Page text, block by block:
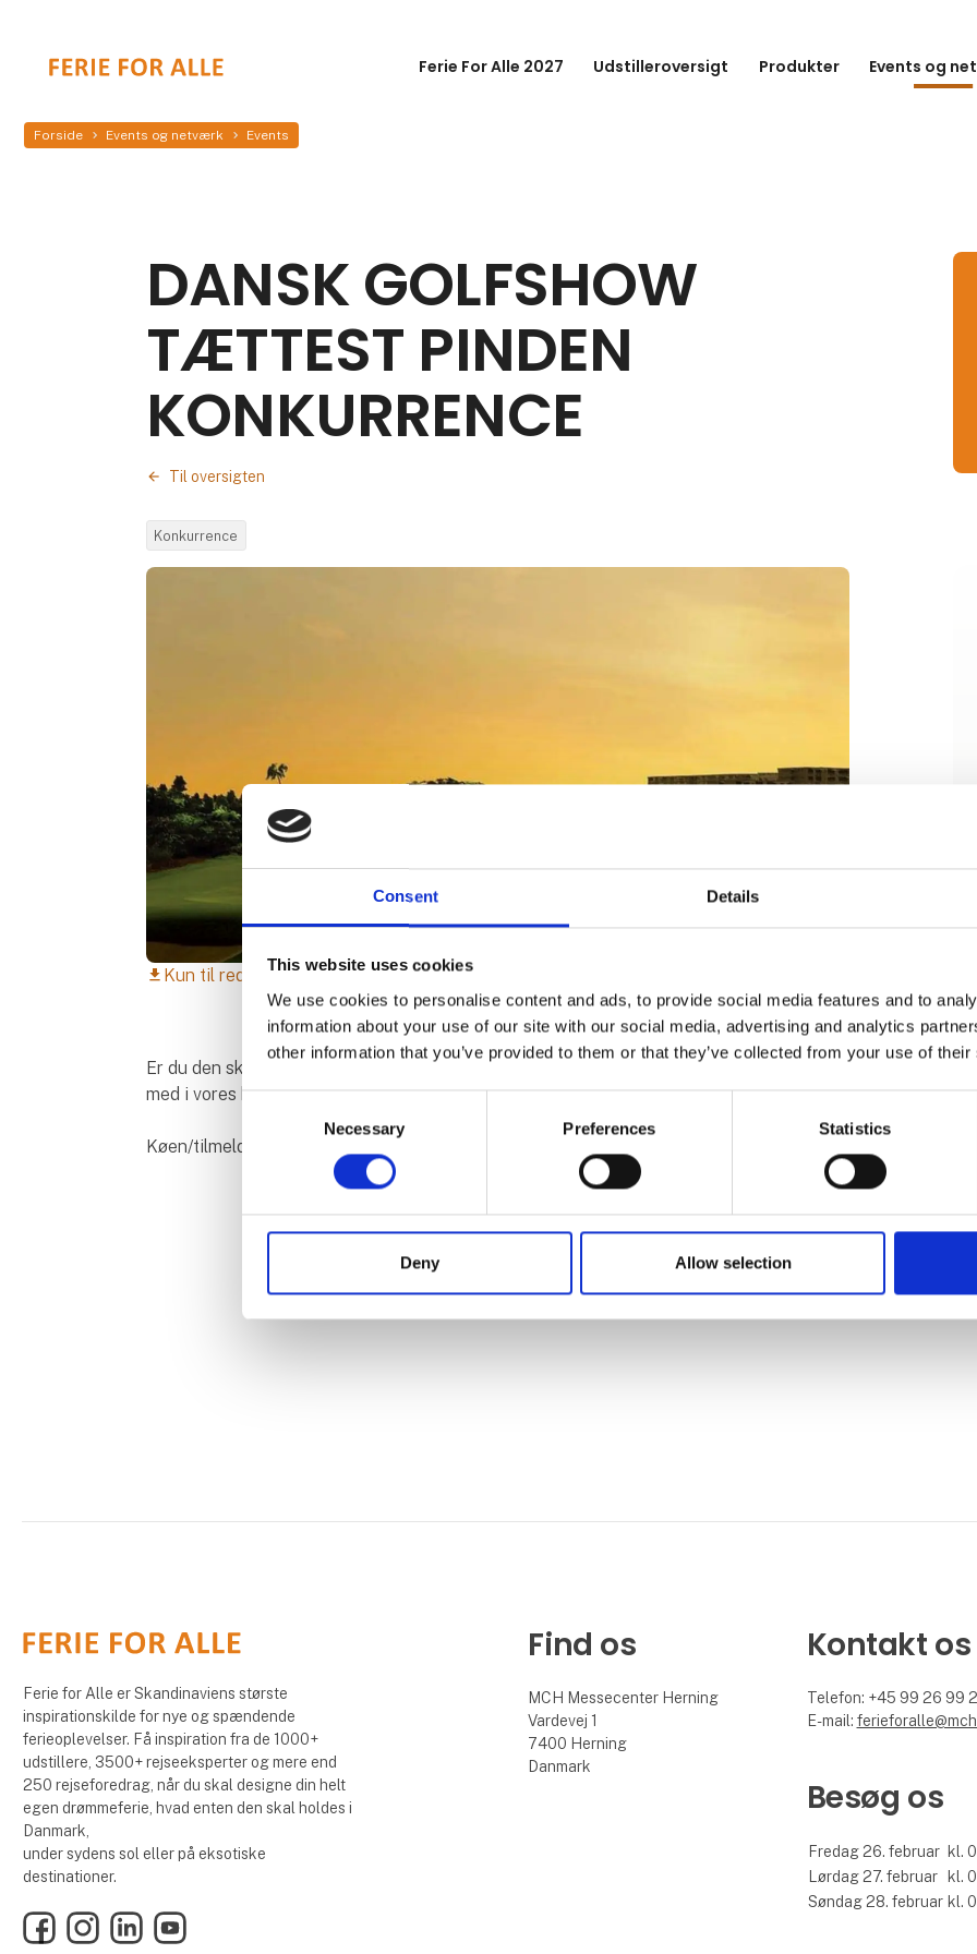
Consent Details
This website uses cookies
We use cookies to personalise content and ads, to provide social media features and to
information about your use of our site with our social media, advertising and analytics
other information that you’ve provided to them or that they’ve collected from your use of
Consent
Necessary Preferences Statistics
Deny Allow selection
Ferie For Alle 2027 Udstilleroversigt Produkter Events og
Forside Events og netværk Events
DANSK GOLFSHOW
TÆTTEST PINDEN
KONKURRENCE
Til oversigten
Konkurrence
download Kun til redaktionelt brug
Er du den skarpeste på PAR3 hullerne? Kig forbi TRACKMAN STANDEN og vær gratis
med i vores konkurrence om fine præmier.
Køen/tilmeldingen lukker kl 16.45.
Ferie for Alle er Skandinaviens største
inspirationskilde for nye og spændende
ferieoplevelser. Få inspiration fra de 1000+
udstillere, 3500+ rejseeksperter og mere end
250 rejseforedrag, når du skal designe din helt
egen drømmeferie, hvad enten den skal holdes i
Danmark,
under sydens sol eller på eksotiske
destinationer.
FacebookInstagramLinkedInYouTube
Find os
MCH Messecenter Herning
Vardevej 1
7400 Herning
Danmark
Kontakt os
Telefon: +45 99 26 99
E-mail:
Besøg os
Fredag 26. februar kl.
Lørdag 27. februar
kl.
Søndag 28. februar kl.